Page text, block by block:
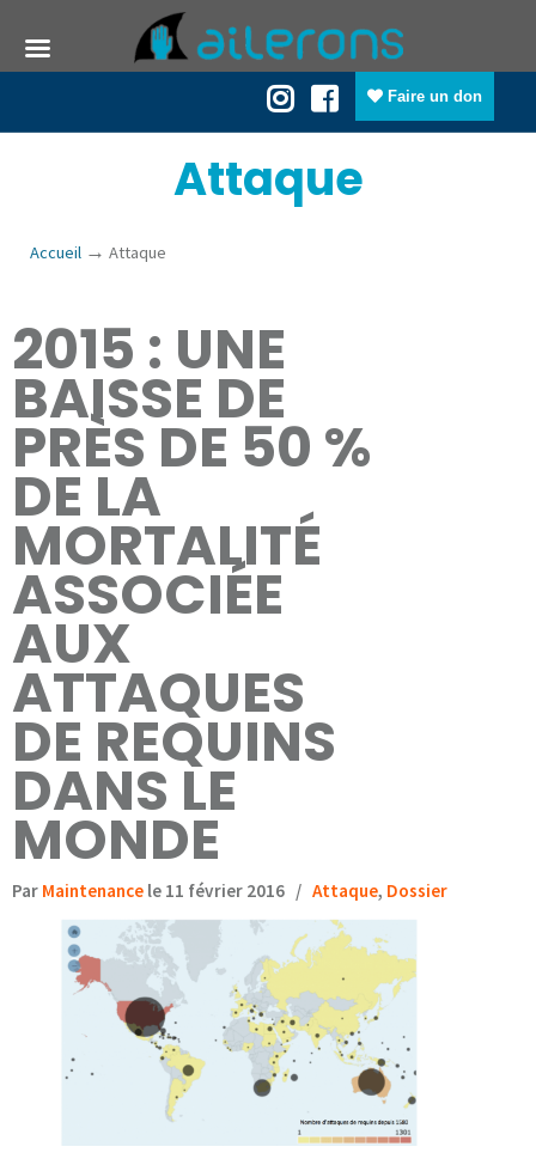
Faire un don
Attaque
Accueil → Attaque
2015 : UNE
BAISSE DE
PRÈS DE 50 %
DE LA
MORTALITÉ
ASSOCIÉE
AUX
ATTAQUES
DE REQUINS
DANS LE
MONDE
Par Maintenance le 11 février 2016 / Attaque, Dossier